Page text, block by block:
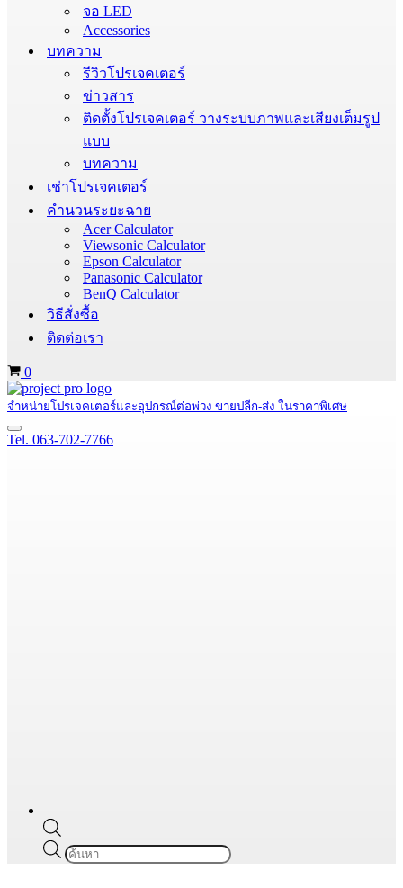
จอ LED
Accessories
บทความ
รีวิวโปรเจคเตอร์
ข่าวสาร
ติดตั้งโปรเจคเตอร์ วางระบบภาพและเสียงเต็มรูป
แบบ
บทความ
เช่าโปรเจคเตอร์
คำนวนระยะฉาย
Acer Calculator
Viewsonic Calculator
Epson Calculator
Panasonic Calculator
BenQ Calculator
วิธีสั่งซื้อ
ติดต่อเรา
Cart
0
จำหน่ายโปรเจคเตอร์และอุปกรณ์ต่อพ่วง ขายปลีก-ส่ง ในราคาพิเศษ
Navigation
Menu
Tel. 063-702-7766
Products
search